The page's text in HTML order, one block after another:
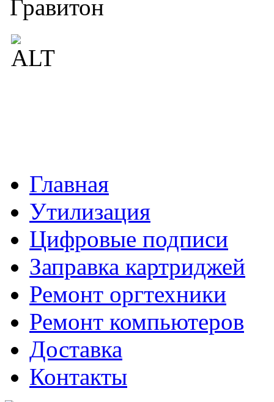
Главная
Утилизация
Цифровые подписи
Заправка картриджей
Ремонт оргтехники
Ремонт компьютеров
Доставка
Контакты